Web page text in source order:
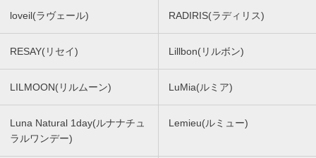
loveil(ラヴェール) RADIRIS(ラディリス)
RESAY(リセイ) Lillbon(リルボン)
LILMOON(リルムーン) LuMia(ルミア)
Luna Natural 1day(ルナナチュ
ラルワンデー)
Lemieu(ルミュー)